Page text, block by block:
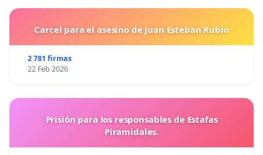
Carcel para el asesino de Juan Esteban Rubio
2 781 firmas
22 Feb 2026
Prisión para los responsables de Estafas
Piramidales.